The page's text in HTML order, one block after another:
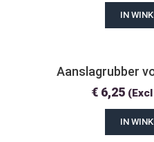
IN
Aanslagrubber
€6,25
IN